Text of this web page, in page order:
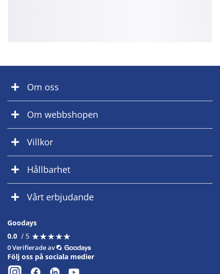
Om oss
Om webbshopen
Villkor
Hållbarhet
Vårt erbjudande
Goodays
0.0 / 5 ★★★★★
★★★★★
0 Verifierade av
Följ oss på sociala medier